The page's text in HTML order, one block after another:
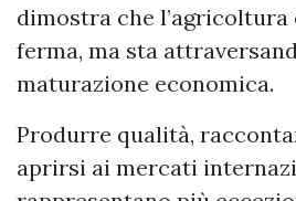
dimostra che l’agricoltura
ferma, ma sta
maturazione economica.
Produrre qualità,
aprirsi ai mercati